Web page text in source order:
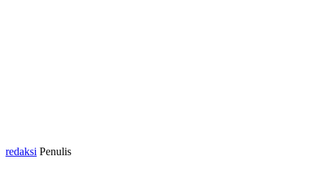
redaksi Penulis